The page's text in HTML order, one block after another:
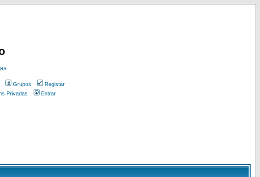
Grupos
Registar
Privadas Entrar